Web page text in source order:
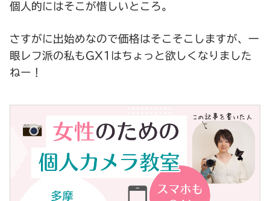
個人的にはそこが惜しいところ。
さすがに出始めなので価格はそこそこしますが、一
眼レフ派の私もGX1はちょっと欲しくなりました
ねー！